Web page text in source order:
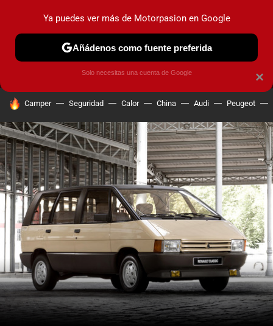
MENÚ NUEVO
COCHES ELÉCTRICOS OBSERVATORIO
HOY SE HABLA DE
Camper Seguridad Calor China Audi Peugeot
×
Ya puedes ver más de Motorpasion en Google
Añádenos como fuente preferida
Solo necesitas una cuenta de Google